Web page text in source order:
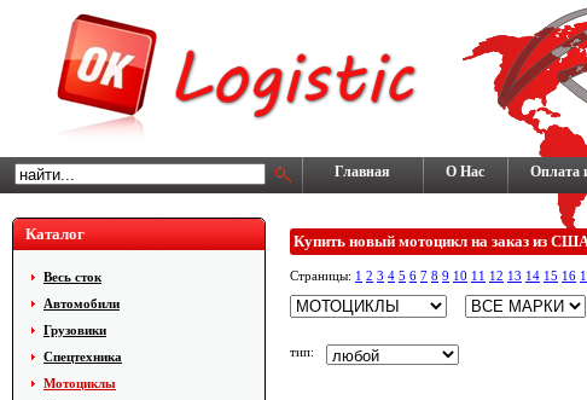
Главная О Нас Оплата
Каталог
Весь сток
Автомобили
Грузовики
Cпецтехника
Мотоциклы
Купить новый мотоцикл на заказ из
Страницы: 1 2 3 4 5 6 7 8 9 10 11 12 13 14 15 16
тип: